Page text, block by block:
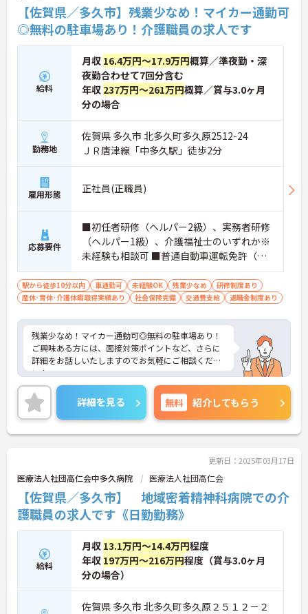
【佐賀県／多久市】残業少なめ！マイカー通勤可
◎無料の駐車場あり！介護職員の求人です
給料
月収 16.4万円～17.9万円概算／準夜勤・深
夜勤合わせて7回分含む
年収 237万円～261万円概算／賞与3.0ヶ月
分の場合
勤務地
佐賀県 多久市 北多久町多久原2512-24
ＪＲ唐津線「中多久駅」徒歩2分
雇用形態 正社員(正職員)
応募要件
■初任者研修（ヘルパー2級）、実務者研修
（ヘルパー1級）、介護福祉士のいずれか※
未経験も相談可 ■普通自動車運転免許（通
勤用）
駅から徒歩10分以内 車通勤可 未経験OK 残業少なめ
研修制度あり
産休･育休･介護休暇取得実績あり
社会保険完備 交通費支給 退職金制度あり
残業少なめ！マイカー通勤可◎無料の駐車場あり！
ご興味ある方には、面接対策ポイントなど、さらに
詳細をお話しいたしますのでお気軽にご相談くださ
い！
詳細を見る 無料 紹介してもらう
更新日：2025年03月17日
医療法人社団高仁会中多久病院 医療法人社団高仁会
【佐賀県／多久市】 地域密着精神科病院での介
護職員の求人です《日勤勤務》
給料
月収 13.1万円～14.4万円程度
年収 197万円～216万円程度（賞与3.0ヶ月
分の場合）
佐賀県 多久市 北多久町多久原２５１２－２